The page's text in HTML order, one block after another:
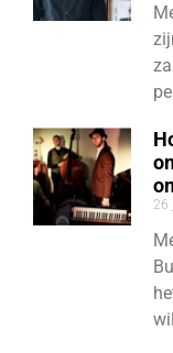
26